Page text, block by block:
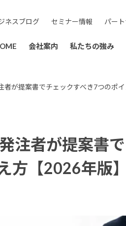
ネスブログ セミナー情報 パー
会社案内 私たちの強み
が提案書でチェックすべき7つのポイ
注者が提案書
方【2026年版】